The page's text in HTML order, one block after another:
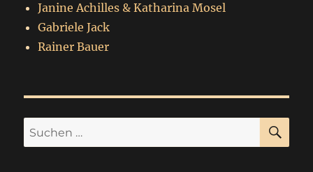
Janine Achilles & Katharina Mosel
Gabriele Jack
Rainer Bauer
Suchen
nach: